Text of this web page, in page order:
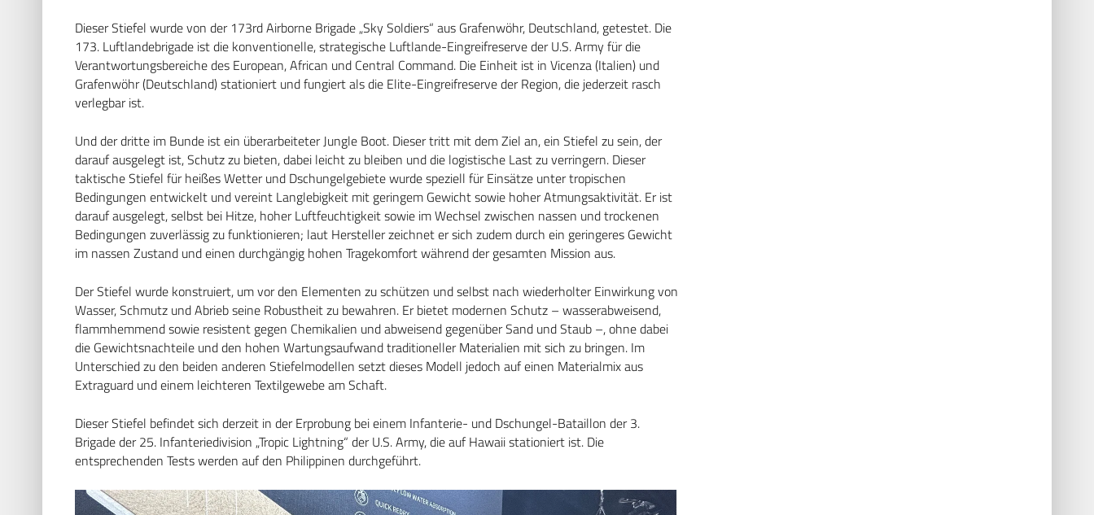
Dieser Stiefel wurde von der 173rd Airborne Brigade „Sky Soldiers“ aus Grafenwöhr, Deutschland, getestet. Die
173. Luftlandebrigade ist die konventionelle, strategische Luftlande-Eingreifreserve der U.S. Army für die
Verantwortungsbereiche des European, African und Central Command. Die Einheit ist in Vicenza (Italien) und
Grafenwöhr (Deutschland) stationiert und fungiert als die Elite-Eingreifreserve der Region, die jederzeit rasch
verlegbar ist.
Und der dritte im Bunde ist ein überarbeiteter Jungle Boot. Dieser tritt mit dem Ziel an, ein Stiefel zu sein, der
darauf ausgelegt ist, Schutz zu bieten, dabei leicht zu bleiben und die logistische Last zu verringern. Dieser
taktische Stiefel für heißes Wetter und Dschungelgebiete wurde speziell für Einsätze unter tropischen
Bedingungen entwickelt und vereint Langlebigkeit mit geringem Gewicht sowie hoher Atmungsaktivität. Er ist
darauf ausgelegt, selbst bei Hitze, hoher Luftfeuchtigkeit sowie im Wechsel zwischen nassen und trockenen
Bedingungen zuverlässig zu funktionieren; laut Hersteller zeichnet er sich zudem durch ein geringeres Gewicht
im nassen Zustand und einen durchgängig hohen Tragekomfort während der gesamten Mission aus.
Der Stiefel wurde konstruiert, um vor den Elementen zu schützen und selbst nach wiederholter Einwirkung von
Wasser, Schmutz und Abrieb seine Robustheit zu bewahren. Er bietet modernen Schutz – wasserabweisend,
flammhemmend sowie resistent gegen Chemikalien und abweisend gegenüber Sand und Staub –, ohne dabei
die Gewichtsnachteile und den hohen Wartungsaufwand traditioneller Materialien mit sich zu bringen. Im
Unterschied zu den beiden anderen Stiefelmodellen setzt dieses Modell jedoch auf einen Materialmix aus
Extraguard und einem leichteren Textilgewebe am Schaft.
Dieser Stiefel befindet sich derzeit in der Erprobung bei einem Infanterie- und Dschungel-Bataillon der 3.
Brigade der 25. Infanteriedivision „Tropic Lightning“ der U.S. Army, die auf Hawaii stationiert ist. Die
entsprechenden Tests werden auf den Philippinen durchgeführt.